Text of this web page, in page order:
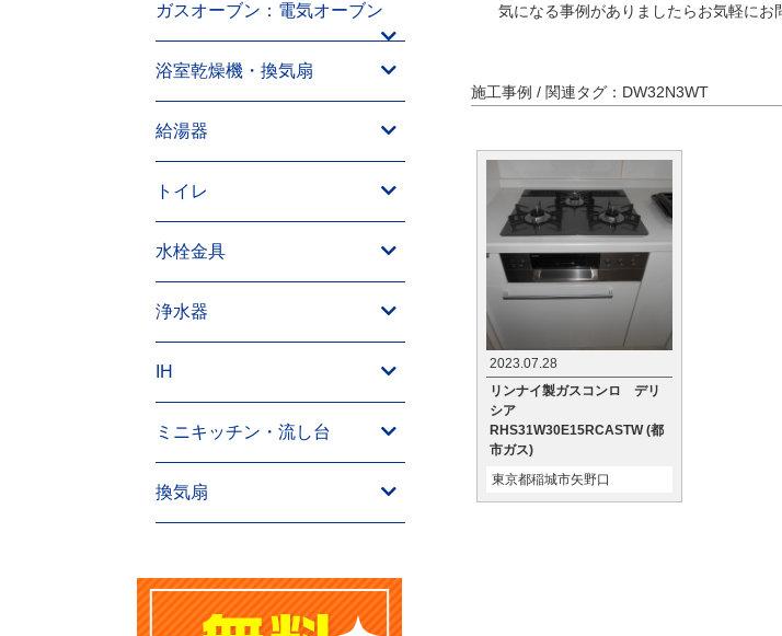
気になる事例がありましたらお気軽にお
施工事例 / 関連タグ：DW32N3WT
2023.07.28
リンナイ製ガスコンロ デリ
シア
RHS31W30E15RCASTW (都
市ガス)
東京都稲城市矢野口
ガスオーブン：電気オーブン
浴室乾燥機・換気扇
給湯器
トイレ
水栓金具
浄水器
IH
ミニキッチン・流し台
換気扇